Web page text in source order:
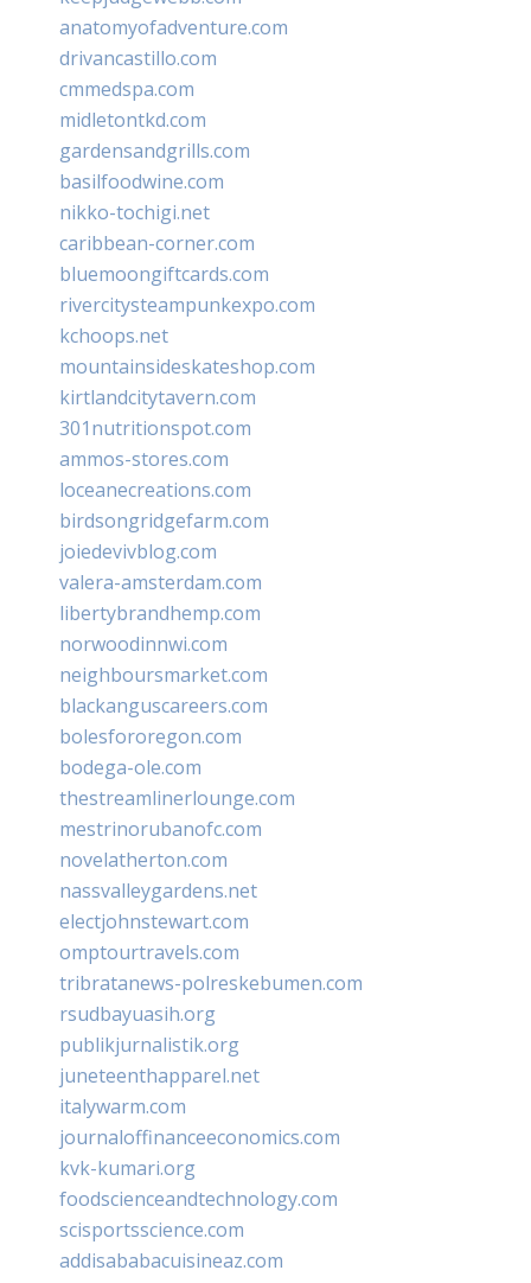
anatomyofadventure.com
drivancastillo.com
cmmedspa.com
midletontkd.com
gardensandgrills.com
basilfoodwine.com
nikko-tochigi.net
caribbean-corner.com
bluemoongiftcards.com
rivercitysteampunkexpo.com
kchoops.net
mountainsideskateshop.com
kirtlandcitytavern.com
301nutritionspot.com
ammos-stores.com
loceanecreations.com
birdsongridgefarm.com
joiedevivblog.com
valera-amsterdam.com
libertybrandhemp.com
norwoodinnwi.com
neighboursmarket.com
blackanguscareers.com
bolesfororegon.com
bodega-ole.com
thestreamlinerlounge.com
mestrinorubanofc.com
novelatherton.com
nassvalleygardens.net
electjohnstewart.com
omptourtravels.com
tribratanews-polreskebumen.com
rsudbayuasih.org
publikjurnalistik.org
juneteenthapparel.net
italywarm.com
journaloffinanceeconomics.com
kvk-kumari.org
foodscienceandtechnology.com
scisportsscience.com
addisababacuisineaz.com